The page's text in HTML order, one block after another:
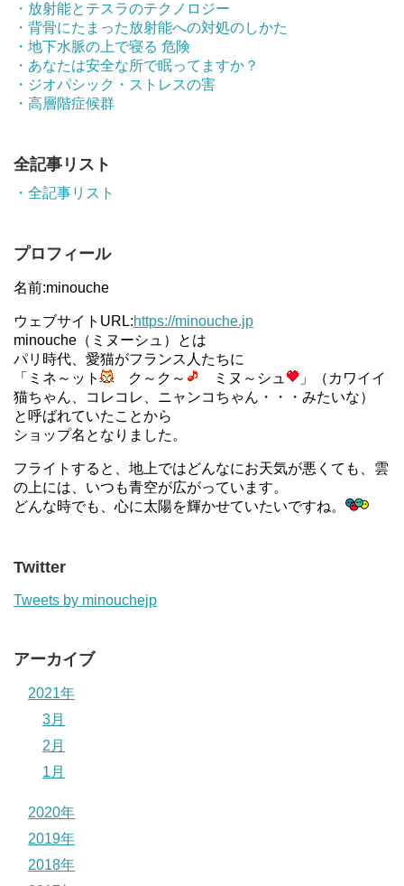
・放射能とテスラのテクノロジー
・背骨にたまった放射能への対処のしかた
・地下水脈の上で寝る 危険
・あなたは安全な所で眠ってますか？
・ジオパシック・ストレスの害
・高層階症候群
全記事リスト
・全記事リスト
プロフィール
名前:minouche
ウェブサイトURL:https://minouche.jp
minouche（ミヌーシュ）とは
パリ時代、愛猫がフランス人たちに
「ミネ～ット
ク～ク～ ミヌ～シュ
」（カワイイ
猫ちゃん、コレコレ、ニャンコちゃん・・・みたいな）
と呼ばれていたことから
ショップ名となりました。
フライトすると、地上ではどんなにお天気が悪くても、雲
の上には、いつも青空が広がっています。
どんな時でも、心に太陽を輝かせていたいですね。
Twitter
Tweets by minouchejp
アーカイブ
2021年
3月
2月
1月
2020年
2019年
2018年